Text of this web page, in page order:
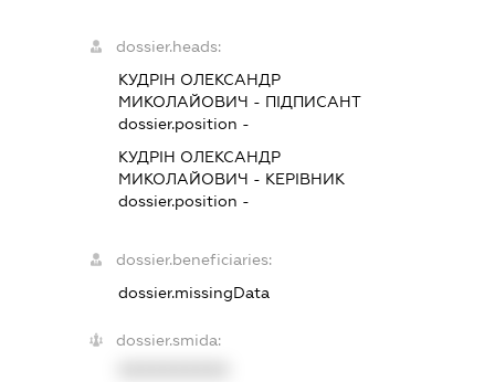
dossier.heads:
КУДРІН ОЛЕКСАНДР
МИКОЛАЙОВИЧ - ПІДПИСАНТ
dossier.position -
КУДРІН ОЛЕКСАНДР
МИКОЛАЙОВИЧ - КЕРІВНИК
dossier.position -
dossier.beneficiaries:
dossier.missingData
dossier.smida: